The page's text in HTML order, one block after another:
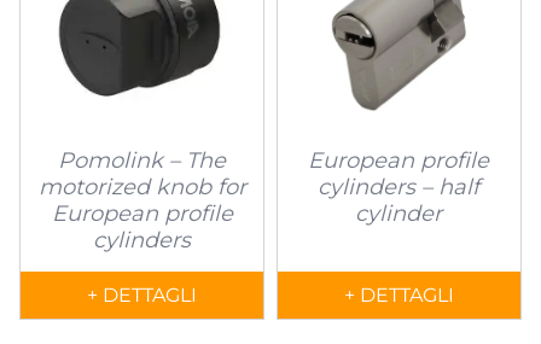
Pomolink – The
motorized knob for
European profile
cylinders
+ DETTAGLI
European profile
cylinders – half
cylinder
+ DETTAGLI